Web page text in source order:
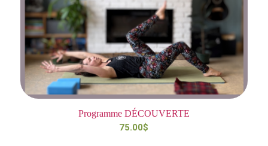
Programme DÉCOUVERTE
75.00$